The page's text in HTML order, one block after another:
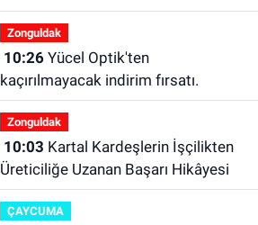
Zonguldak
10:26Yücel Optik'ten
kaçırılmayacak indirim fırsatı.
Zonguldak
10:03
Üreticiliğe Uzanan Başarı Hikâyesi
ÇAYCUMA